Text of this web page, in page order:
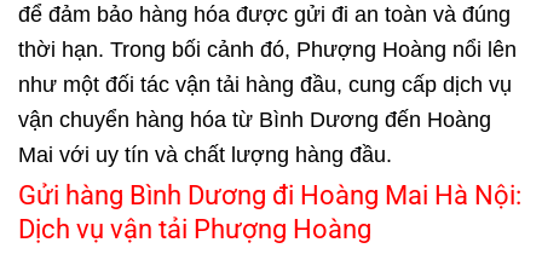
để đảm bảo hàng hóa được gửi đi an toàn và đúng
thời hạn. Trong bối cảnh đó, Phượng Hoàng nổi lên
như một đối tác vận tải hàng đầu, cung cấp dịch vụ
vận chuyển hàng hóa từ Bình Dương đến Hoàng
Mai với uy tín và chất lượng hàng đầu.
Gửi hàng Bình Dương đi Hoàng Mai Hà Nội:
Dịch vụ vận tải Phượng Hoàng